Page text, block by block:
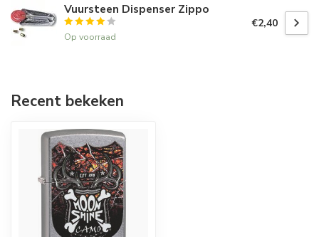
Vuursteen Dispenser Zippo
Op voorraad
€2,40
Recent bekeken